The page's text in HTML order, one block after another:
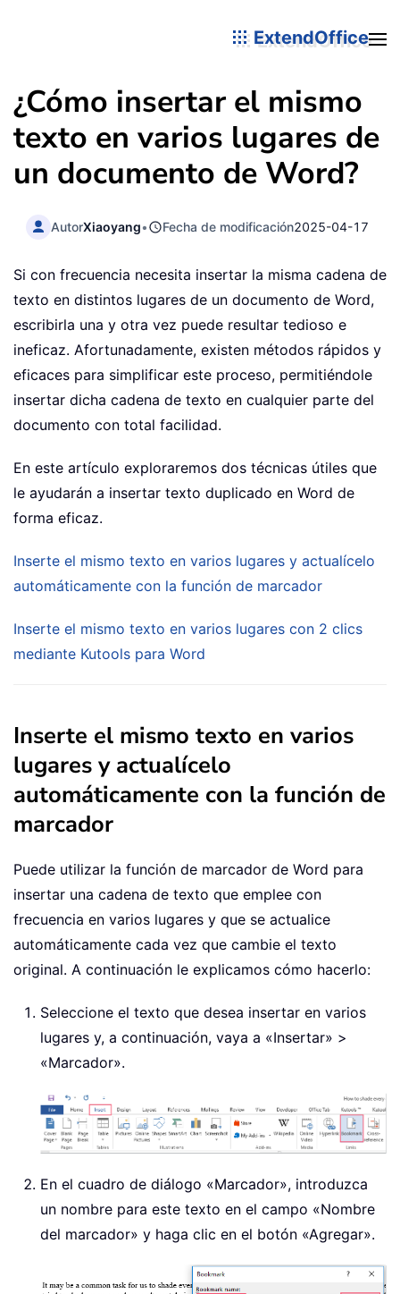
ExtendOffice
¿Cómo insertar el mismo
texto en varios lugares de
un documento de Word?
AutorXiaoyang• Fecha de modificación2025-04-17
Si con frecuencia necesita insertar la misma cadena de
texto en distintos lugares de un documento de Word,
escribirla una y otra vez puede resultar tedioso e
ineficaz. Afortunadamente, existen métodos rápidos y
eficaces para simplificar este proceso, permitiéndole
insertar dicha cadena de texto en cualquier parte del
documento con total facilidad.
En este artículo exploraremos dos técnicas útiles que
le ayudarán a insertar texto duplicado en Word de
forma eficaz.
Inserte el mismo texto en varios lugares y actualícelo
automáticamente con la función de marcador
Inserte el mismo texto en varios lugares con 2 clics
mediante Kutools para Word
Inserte el mismo texto en varios
lugares y actualícelo
automáticamente con la función de
marcador
Puede utilizar la función de marcador de Word para
insertar una cadena de texto que emplee con
frecuencia en varios lugares y que se actualice
automáticamente cada vez que cambie el texto
original. A continuación le explicamos cómo hacerlo:
Seleccione el texto que desea insertar en varios
lugares y, a continuación, vaya a «Insertar» >
«Marcador».
En el cuadro de diálogo «Marcador», introduzca
un nombre para este texto en el campo «Nombre
del marcador» y haga clic en el botón «Agregar».